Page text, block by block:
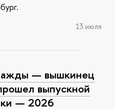
13 июля
— вышкинец
выпускной
— 2026